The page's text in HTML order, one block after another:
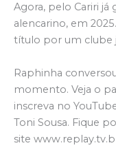
Agora, pelo Cariri já
alencarino, em
título por um clube
Raphinha
momento. Veja o
inscreva no
Toni Sousa. Fique
site